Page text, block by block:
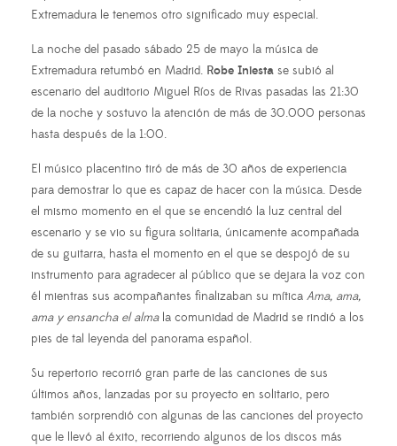
Extremadura le tenemos otro significado muy especial.
La noche del pasado sábado 25 de mayo la música de
Extremadura retumbó en Madrid. Robe Iniesta se subió al
escenario del auditorio Miguel Ríos de Rivas pasadas las 21:30
de la noche y sostuvo la atención de más de 30.000 personas
hasta después de la 1:00.
El músico placentino tiró de más de 30 años de experiencia
para demostrar lo que es capaz de hacer con la música. Desde
el mismo momento en el que se encendió la luz central del
escenario y se vio su figura solitaria, únicamente acompañada
de su guitarra, hasta el momento en el que se despojó de su
instrumento para agradecer al público que se dejara la voz con
él mientras sus acompañantes finalizaban su mítica Ama, ama,
ama y ensancha el almala comunidad de Madrid se rindió a los
pies de tal leyenda del panorama español.
Su repertorio recorrió gran parte de las canciones de sus
últimos años, lanzadas por su proyecto en solitario, pero
también sorprendió con algunas de las canciones del proyecto
que le llevó al éxito, recorriendo algunos de los discos más